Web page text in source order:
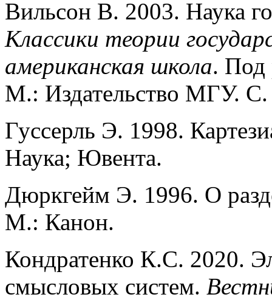
Вильсон В. 2003. Наука
Классики теории
американская школа. Под
М.: Издательство МГУ. С.
Гуссерль Э. 1998.
Наука; Ювента.
Дюркгейм Э. 1996. О
М.: Канон.
Кондратенко К.С. 2020.
смысловых систем.